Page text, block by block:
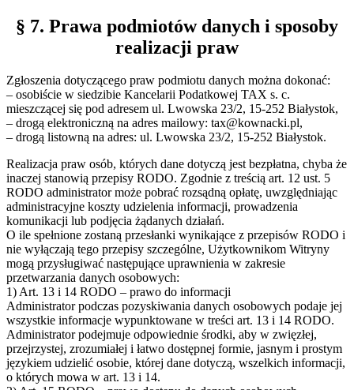
§ 7. Prawa podmiotów danych i sposoby
realizacji praw
Zgłoszenia dotyczącego praw podmiotu danych można dokonać:
– osobiście w siedzibie Kancelarii Podatkowej TAX s. c.
mieszczącej się pod adresem ul. Lwowska 23/2, 15-252 Białystok,
– drogą elektroniczną na adres mailowy: tax@kownacki.pl,
– drogą listowną na adres: ul. Lwowska 23/2, 15-252 Białystok.
Realizacja praw osób, których dane dotyczą jest bezpłatna, chyba że
inaczej stanowią przepisy RODO. Zgodnie z treścią art. 12 ust. 5
RODO administrator może pobrać rozsądną opłatę, uwzględniając
administracyjne koszty udzielenia informacji, prowadzenia
komunikacji lub podjęcia żądanych działań.
O ile spełnione zostaną przesłanki wynikające z przepisów RODO i
nie wyłączają tego przepisy szczególne, Użytkownikom Witryny
mogą przysługiwać następujące uprawnienia w zakresie
przetwarzania danych osobowych:
1) Art. 13 i 14 RODO – prawo do informacji
Administrator podczas pozyskiwania danych osobowych podaje jej
wszystkie informacje wypunktowane w treści art. 13 i 14 RODO.
Administrator podejmuje odpowiednie środki, aby w zwięzłej,
przejrzystej, zrozumiałej i łatwo dostępnej formie, jasnym i prostym
językiem udzielić osobie, której dane dotyczą, wszelkich informacji,
o których mowa w art. 13 i 14.